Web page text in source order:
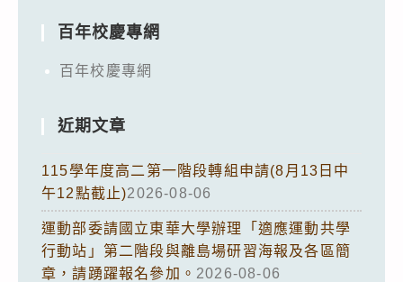
百年校慶專網
百年校慶專網
近期文章
115學年度高二第一階段轉組申請(8月13日中
午12點截止)2026-08-06
運動部委請國立東華大學辦理「適應運動共學
行動站」第二階段與離島場研習海報及各區簡
章，請踴躍報名參加。 2026-08-06